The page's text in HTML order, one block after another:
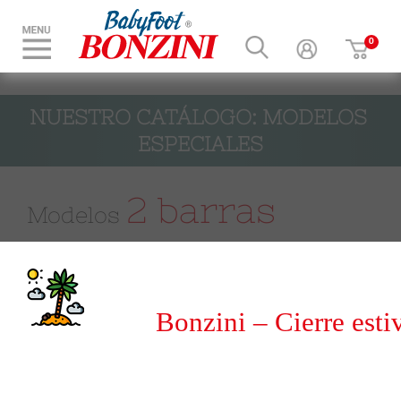
NUESTRO CATÁLOGO: MODELOS
ESPECIALES
Modelos 2 barras
El futbolín de 2 barras es el modelo más pequeño
de la gama Bonzini.
Repite los códigos de los modelos B60 y B90 en
cuanto a sus acabados, combinaciones de colores
Bonzini – Cierre